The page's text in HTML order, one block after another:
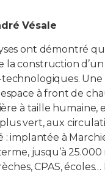
Vésale
ont démontré
construction
Une
à front de
à taille humaine,
vert, aux
implantée à
jusqu’à
CPAS,